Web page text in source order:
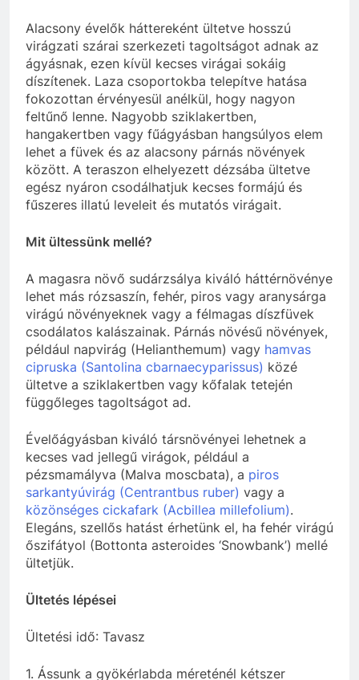
Alacsony évelők háttereként ültetve hosszú
virágzati szárai szerkezeti tagoltságot adnak az
ágyásnak, ezen kívül kecses virágai sokáig
díszítenek. Laza csoportokba telepítve hatása
fokozottan érvényesül anélkül, hogy nagyon
feltűnő lenne. Nagyobb sziklakertben,
hangakertben vagy fűágyásban hangsúlyos elem
lehet a füvek és az alacsony párnás növények
között. A teraszon elhelyezett dézsába ültetve
egész nyáron csodálhatjuk kecses formájú és
fűszeres illatú leveleit és mutatós virágait.
Mit ültessünk mellé?
A magasra növő sudárzsálya kiváló háttérnövénye
lehet más rózsaszín, fehér, piros vagy aranysárga
virágú növényeknek vagy a félmagas díszfüvek
csodálatos kalászainak. Párnás növésű növények,
például napvirág (Helianthemum) vagy hamvas
cipruska (Santolina cbarnaecyparissus) közé
ültetve a sziklakertben vagy kőfalak tetején
függőleges tagoltságot ad.
Évelőágyásban kiváló társnövényei lehetnek a
kecses vad jellegű virágok, például a
pézsmamályva (Malva moscbata), a piros
sarkantyúvirág (Centrantbus ruber) vagy a
közönséges cickafark (Acbillea millefolium).
Elegáns, szellős hatást érhetünk el, ha fehér virágú
őszifátyol (Bottonta asteroides ‘Snowbank’) mellé
ültetjük.
Ültetés lépései
Ültetési idő: Tavasz
1. Ássunk a gyökérlabda méreténél kétszer